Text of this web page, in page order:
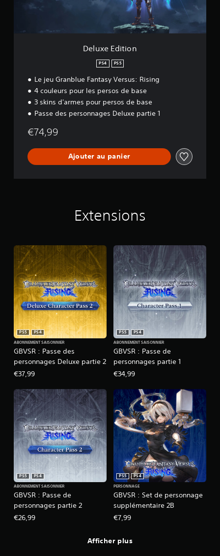
Deluxe Edition
PS4 PS5
Le jeu Granblue Fantasy Versus: Rising
4 couleurs pour les persos de base
3 skins d'armes pour persos de base
Passe des personnages Deluxe partie 1
€74,99
Ajouter au panier
Extensions
GBVSR : Passe des
personnages Deluxe partie 2
PS5
PS4
ABONNEMENT SAISONNIER
€37,99
GBVSR : Passe de
personnages partie 1
PS5
PS4
ABONNEMENT SAISONNIER
€34,99
GBVSR : Passe de
personnages partie 2
PS5
PS4
ABONNEMENT SAISONNIER
€26,99
GBVSR : Set de personnage
supplémentaire 2B
PS5
PS4
PERSONNAGE
€7,99
Afficher plus